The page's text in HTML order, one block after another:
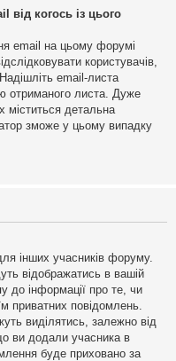
когось із цього
email на цьому форумі
користувачів,
email-листа
отриманого листа. Дуже
міститься детальна
зможе у цьому випадку
інших учасників форуму.
відображатись в вашій
до інформації про те, чи
приватних повідомлень.
виділятись, залежно від
ви додали учасника в
буде приховано за